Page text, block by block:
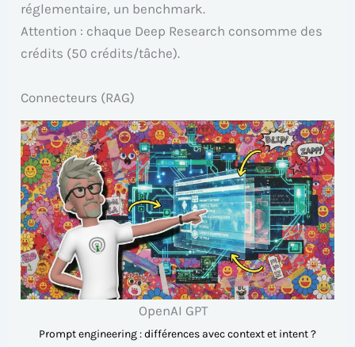
réglementaire, un benchmark.
Attention : chaque Deep Research consomme des
crédits (50 crédits/tâche).
Connecteurs (RAG)
OpenAI GPT
Prompt engineering : différences avec context et intent ?